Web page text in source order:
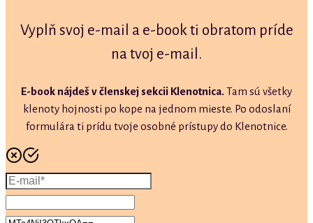
Vyplň svoj e-mail a e-book ti obratom príde
na tvoj e-mail.
E-book nájdeš v členskej sekcii Klenotnica. Tam sú všetky
klenoty hojnosti po kope na jednom mieste. Po odoslaní
formulára ti prídu tvoje osobné prístupy do Klenotnice.